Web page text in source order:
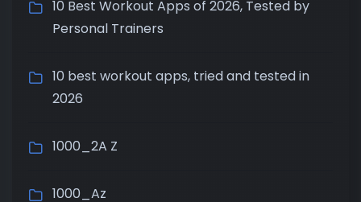
10 Best Workout Apps of 2026, Tested by
Personal Trainers
10 best workout apps, tried and tested in
2026
1000_2A Z
1000_Az